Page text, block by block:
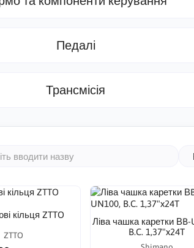
Педалі
Трансмісія
кільця ZTTO
ZTTO
Ліва чашка каретки ВB-
B.C. 1,37"x24T